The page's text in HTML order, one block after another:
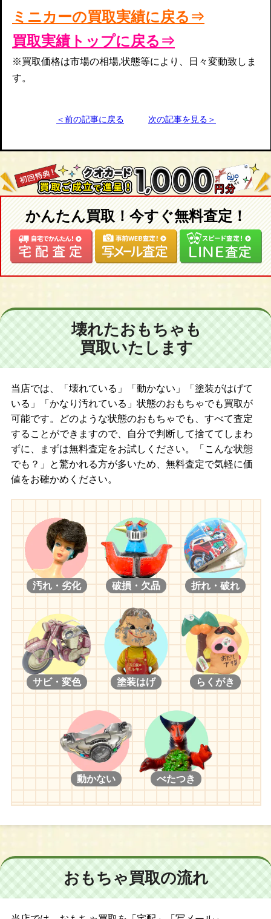
ミニカーの買取実績に戻る⇒
買取実績トップに戻る⇒
※買取価格は市場の相場,状態等により、日々変動致しま
す。
＜前の記事に戻る 次の記事を見る＞
かんたん買取！今すぐ無料査定！
壊れたおもちゃも
買取いたします
当店では、「壊れている」「動かない」「塗装がはげて
いる」「かなり汚れている」状態のおもちゃでも買取が
可能です。どのような状態のおもちゃでも、すべて査定
することができますので、自分で判断して捨ててしまわ
ずに、まずは無料査定をお試しください。「こんな状態
でも？」と驚かれる方が多いため、無料査定で気軽に価
値をお確かめください。
汚れ・劣化 破損・欠品 折れ・破れ
サビ・変色 塗装はげ らくがき
動かない べたつき
おもちゃ買取の流れ